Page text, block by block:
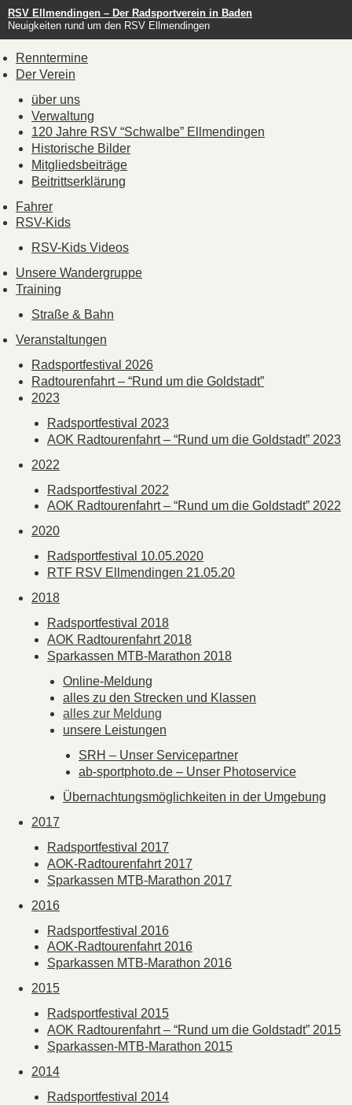
RSV Ellmendingen – Der Radsportverein in Baden
Neuigkeiten rund um den RSV Ellmendingen
Renntermine
Der Verein
über uns
Verwaltung
120 Jahre RSV “Schwalbe” Ellmendingen
Historische Bilder
Mitgliedsbeiträge
Beitrittserklärung
Fahrer
RSV-Kids
RSV-Kids Videos
Unsere Wandergruppe
Training
Straße & Bahn
Veranstaltungen
Radsportfestival 2026
Radtourenfahrt – “Rund um die Goldstadt”
2023
Radsportfestival 2023
AOK Radtourenfahrt – “Rund um die Goldstadt” 2023
2022
Radsportfestival 2022
AOK Radtourenfahrt – “Rund um die Goldstadt” 2022
2020
Radsportfestival 10.05.2020
RTF RSV Ellmendingen 21.05.20
2018
Radsportfestival 2018
AOK Radtourenfahrt 2018
Sparkassen MTB-Marathon 2018
Online-Meldung
alles zu den Strecken und Klassen
alles zur Meldung
unsere Leistungen
SRH – Unser Servicepartner
ab-sportphoto.de – Unser Photoservice
Übernachtungsmöglichkeiten in der Umgebung
2017
Radsportfestival 2017
AOK-Radtourenfahrt 2017
Sparkassen MTB-Marathon 2017
2016
Radsportfestival 2016
AOK-Radtourenfahrt 2016
Sparkassen MTB-Marathon 2016
2015
Radsportfestival 2015
AOK Radtourenfahrt – “Rund um die Goldstadt” 2015
Sparkassen-MTB-Marathon 2015
2014
Radsportfestival 2014